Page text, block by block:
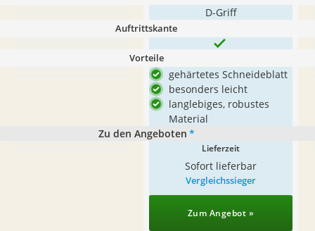
D-Griff
Auftrittskante
Vorteile
gehärtetes Schneideblatt
besonders leicht
langlebiges, robustes
Material
Zu den Angeboten *
Lieferzeit
Sofort lieferbar
Vergleichssieger
Zum Angebot »